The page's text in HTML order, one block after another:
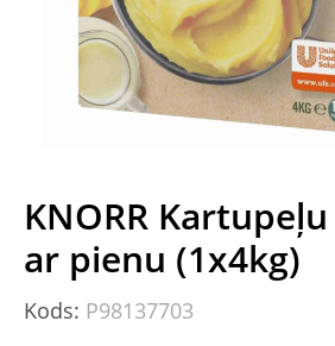
KNORR
ar pienu (1x4kg)
Kods: P98137703